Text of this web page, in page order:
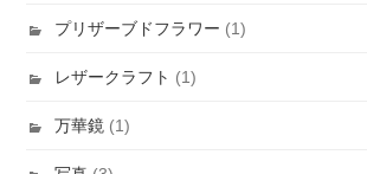
プリザーブドフラワー (1)
レザークラフト (1)
万華鏡 (1)